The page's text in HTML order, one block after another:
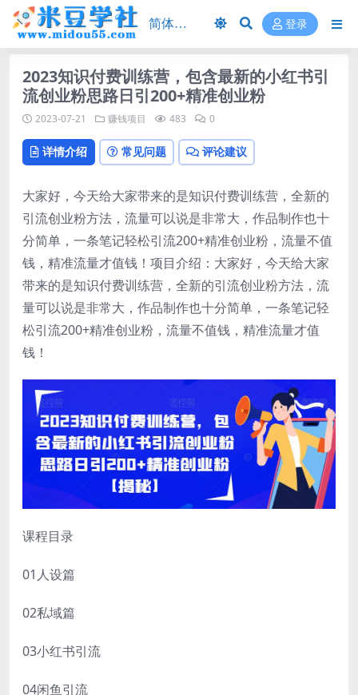
登录
2023知识付费训练营，包含最新的小红书引
流创业粉思路日引200+精准创业粉
2023-07-21 赚钱项目 483 0
详情介绍 常见问题 评论建议
大家好，今天给大家带来的是知识付费训练营，全新的
引流创业粉方法，流量可以说是非常大，作品制作也十
分简单，一条笔记轻松引流200+精准创业粉，流量不值
钱，精准流量才值钱！项目介绍：大家好，今天给大家
带来的是知识付费训练营，全新的引流创业粉方法，流
量可以说是非常大，作品制作也十分简单，一条笔记轻
松引流200+精准创业粉，流量不值钱，精准流量才值
钱！
课程目录
01人设篇
02私域篇
03小红书引流
04闲鱼引流